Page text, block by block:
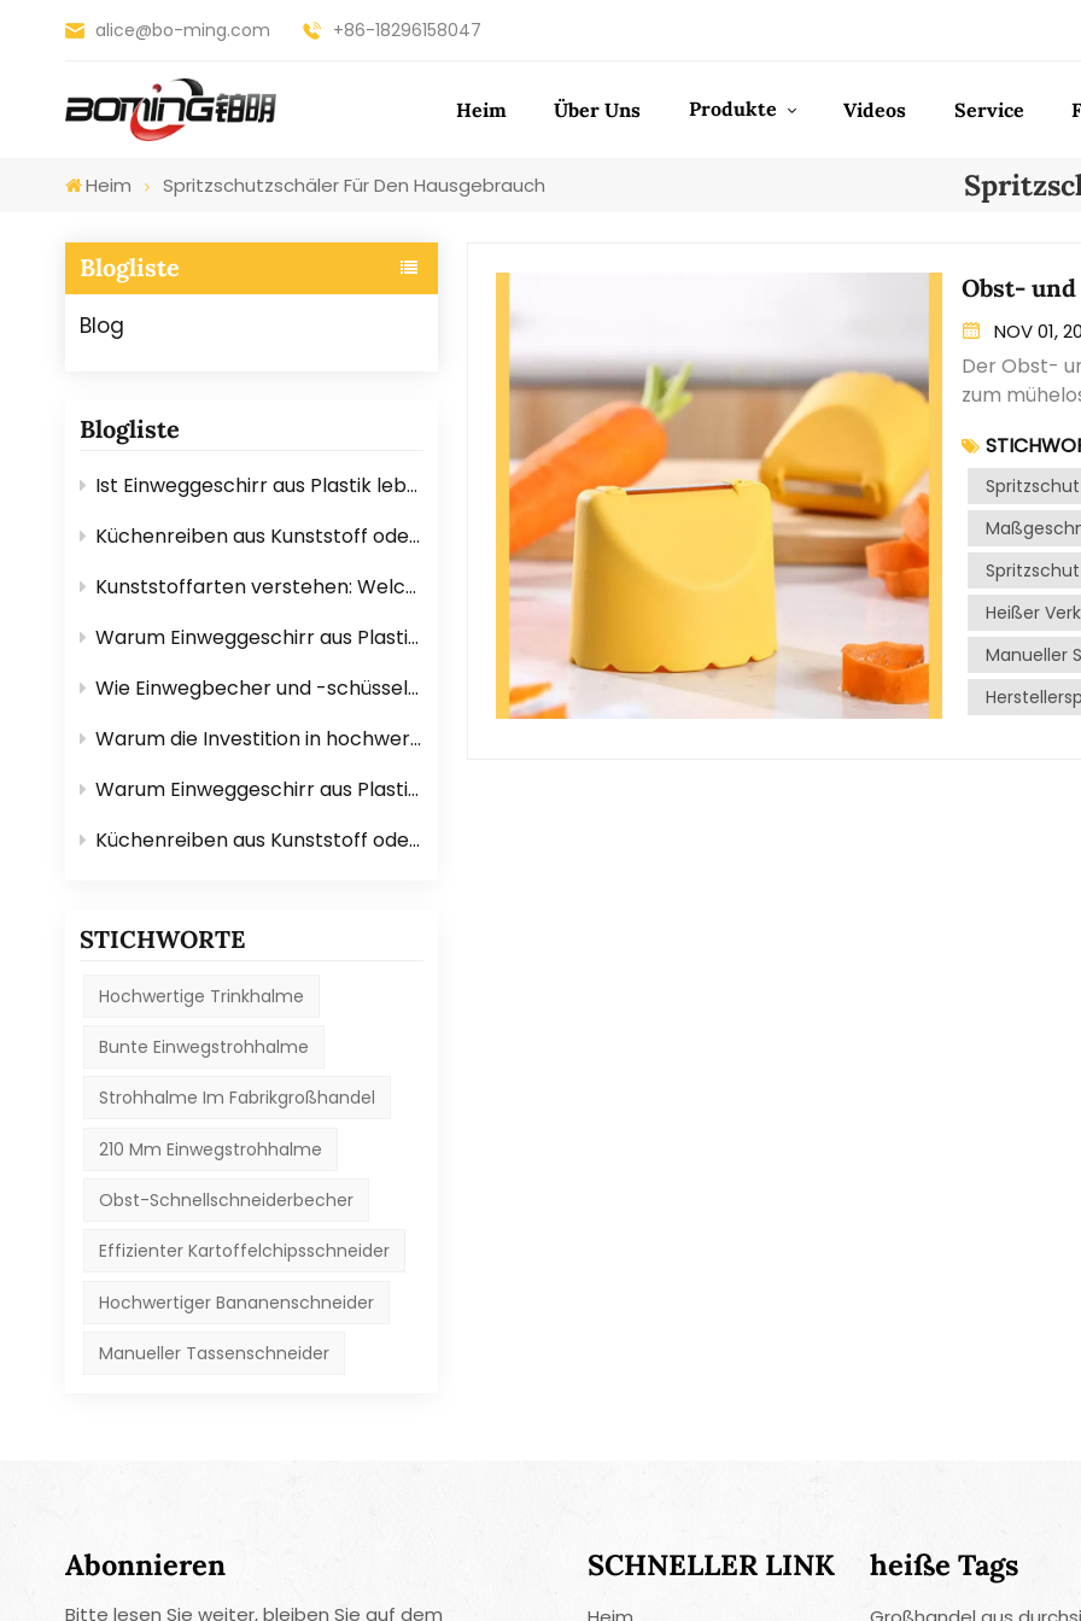
alice@bo-ming.com +86-18296158047
Heim Über Uns Produkte Videos Service
Heim Spritzschutzschäler Für Den Hausgebrauch
Blogliste
Blog
Blogliste
Ist Einweggeschirr aus Plastik lebensmittelecht? Hier ist die Antwort.
Küchenreiben aus Kunststoff oder Edelstahl: Welche ist besser?
Kunststoffarten verstehen: Welche eignen sich für Geschirr?
Warum Einweggeschirr aus Plastik perfekt für Veranstaltungen im Freien geeignet ist?
Wie Einwegbecher und -schüsseln das Catering erleichtern?
Warum die Investition in hochwertige Mopps und Bürsten Ihnen Zeit spart?
Warum Einweggeschirr aus Plastik perfekt für Veranstaltungen im Freien geeignet ist?
Küchenreiben aus Kunststoff oder Edelstahl: Welche ist besser?
STICHWORTE
Hochwertige Trinkhalme
Bunte Einwegstrohhalme
Strohhalme Im Fabrikgroßhandel
210 Mm Einwegstrohhalme
Obst-Schnellschneiderbecher
Effizienter Kartoffelchipsschneider
Hochwertiger Bananenschneider
Manueller Tassenschneider
Obst-
NOV 01,
Der Obst-
zum
Speisen
über eine
bequemen
gebogen
einer
Karotten
Zeit und
Heißer
Manueller
Abonnieren
Bitte lesen Sie weiter, bleiben Sie auf dem
SCHNELLER LINK heiße Tags